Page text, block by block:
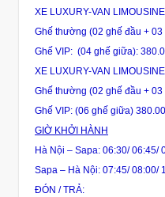
XE LUXURY-VAN
Ghế thường (02 ghế đầu +
Ghế VIP: (04 ghế giữa):
XE LUXURY-VAN
Ghế thường (02 ghế đầu +
Ghế VIP: (06 ghế giữa)
GIỜ KHỞI HÀNH
Hà Nội – Sapa: 06:30/ 06:45/
Sapa – Hà Nội: 07:45/ 08:00/
ĐÓN / TRẢ: